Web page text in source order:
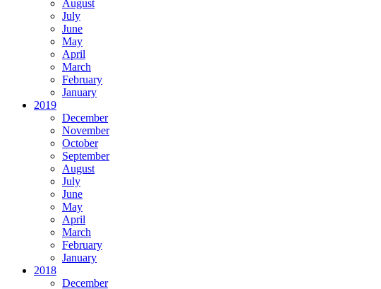
August
July
June
May
April
March
February
January
2019
December
November
October
September
August
July
June
May
April
March
February
January
2018
December